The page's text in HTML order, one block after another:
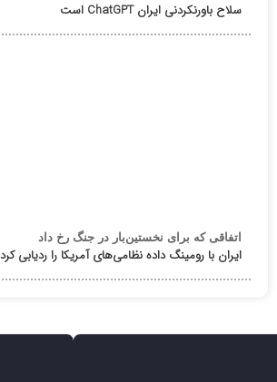
سلاح باورنکردنی ایران ChatGPT است
اتفاقی که برای نخستین‌بار در جنگ رخ داد
ایران با رومینگ داده نظامی‌های آمریکا را ردیابی کرد